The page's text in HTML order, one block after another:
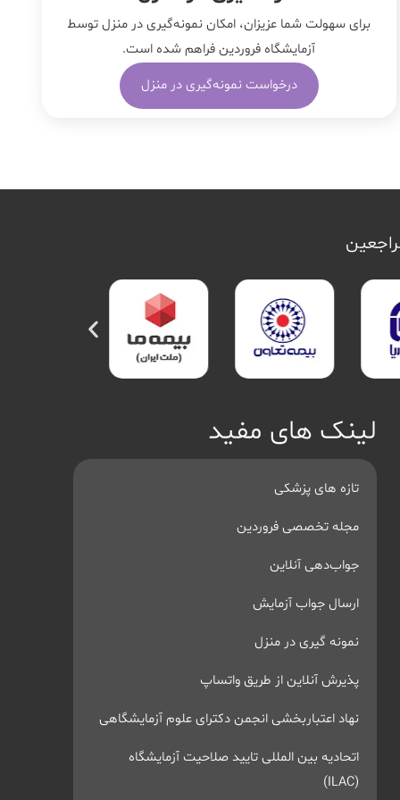
برای سهولت شما عزیزان، امکان نمونه‌گیری در منزل توسط
آزمایشگاه فروردین فراهم شده است.
درخواست نمونه‌گیری در منزل
لینک های مفید
تازه های پزشکی
مجله تخصصی فروردین
جواب‌دهی آنلاین
ارسال جواب آزمایش
نمونه گیری در منزل
پذیرش آنلاین از طریق واتساپ
نهاد اعتباربخشی انجمن دکترای علوم آزمایشگاهی
اتحادیه بین المللی تایید صلاحیت آزمایشگاه
(ILAC)